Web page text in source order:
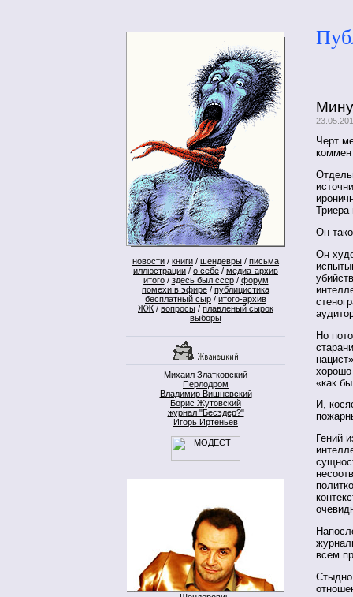
новости / книги / шендевры / письма
иллюстрации / о себе / медиа-архив
итого/ здесь был ссср/ форум
помехи в эфире / публицистика
бесплатный сыр / итого-архив
ЖЖ / вопросы / плавленый сырок
выборы
Михаил Златковский
Перлодром
Владимир Вишневский
Борис Жутовский
журнал "Бесэдер?"
Игорь Иртеньев
Черт
Триера
Он
Он
Но
«как
И,
Гений
всем
Стыдно